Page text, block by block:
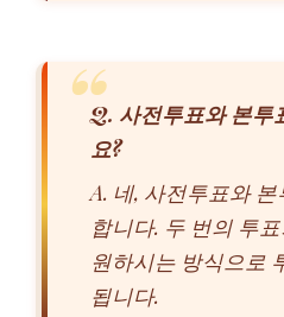
Q. 사전투표와 본투
요?
A. 네, 사전투표와
합니다. 두 번의 투
원하시는 방식으로
됩니다.